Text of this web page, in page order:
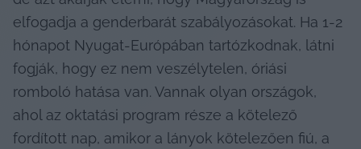
elfogadja a genderbarát szabályozásokat. Ha 1-2
hónapot Nyugat-Európában tartózkodnak, látni
fogják, hogy ez nem veszélytelen, óriási
romboló hatása van. Vannak olyan országok,
ahol az oktatási program része a kötelező
fordított nap, amikor a lányok kötelezően fiú, a